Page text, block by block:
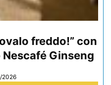
freddo!” con
Ginseng
2026